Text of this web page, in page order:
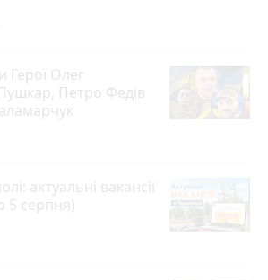
Герої Олег
Петро Федів
актуальні вакансії
5 серпня)